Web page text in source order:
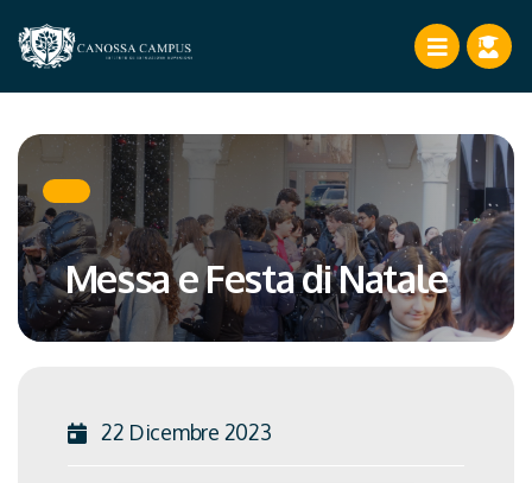
Messa e Festa di Natale
22 Dicembre 2023